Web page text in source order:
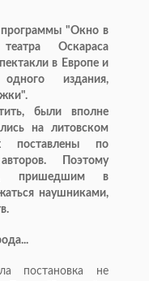
"Окно в
Оскараса
в Европе и
издания,
были вполне
на литовском
по
Поэтому
пришедшим в
наушниками,
постановка не